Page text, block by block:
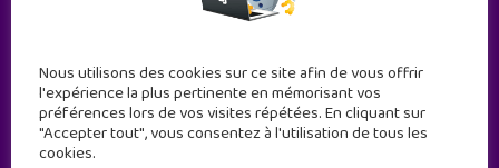
Abonne-toi !
11 numéros par an
JE M'ABONNE !
Nous utilisons des cookies sur ce site afin de vous offrir
l'expérience la plus pertinente en mémorisant vos
préférences lors de vos visites répétées. En cliquant sur
"Accepter tout", vous consentez à l'utilisation de tous les
cookies.